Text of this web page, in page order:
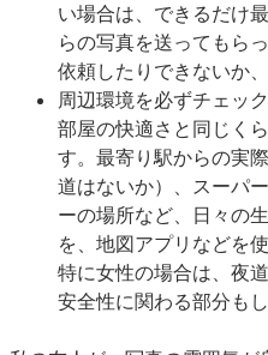
い場合は、できるだけ
らの写真を送ってもら
依頼したりできないか
周辺環境を必ずチェッ
部屋の快適さと同じく
す。最寄り駅からの実
道はないか）、スーパ
ーの場所など、日々の
を、地図アプリなどを
特に女性の場合は、夜
安全性に関わる部分も